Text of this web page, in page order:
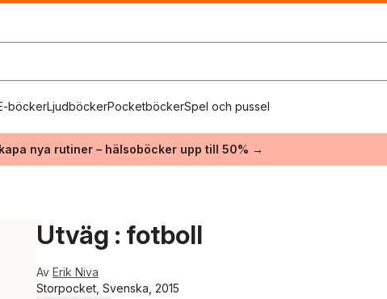
böckerLjudböckerPocketböckerSpel och pussel
nya rutiner – hälsoböcker upp till 50% →
Utväg : fotboll
Av Erik Niva
Storpocket, Svenska, 2015